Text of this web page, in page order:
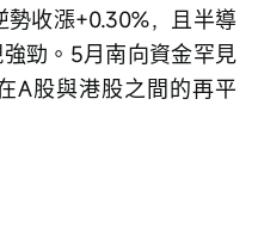
收漲+0.30%，且半導
勁。5月南向資金罕見
A股與港股之間的再平